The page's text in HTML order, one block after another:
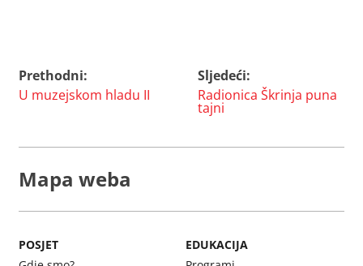
Navigacija
objava
Prethodni:
U muzejskom hladu II
Sljedeći:
Radionica Škrinja puna
tajni
Mapa weba
POSJET
EDUKACIJA